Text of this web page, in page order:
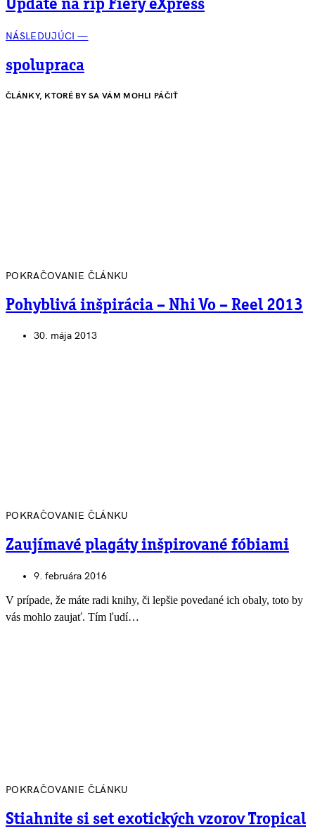
Update na rip Fiery eXpress
NÁSLEDUJÚCI —
spolupraca
ČLÁNKY, KTORÉ BY SA VÁM MOHLI PÁČIŤ
POKRAČOVANIE ČLÁNKU
Pohyblivá inšpirácia – Nhi Vo – Reel 2013
30. mája 2013
POKRAČOVANIE ČLÁNKU
Zaujímavé plagáty inšpirované fóbiami
9. februára 2016
V prípade, že máte radi knihy, či lepšie povedané ich obaly, toto by
vás mohlo zaujať. Tím ľudí…
POKRAČOVANIE ČLÁNKU
Stiahnite si set exotických vzorov Tropical